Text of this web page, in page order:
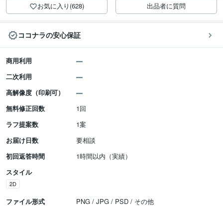
お気に入り(628) 出品者に質問
ココナラの安心保証
商用利用
二次利用
高解像度（印刷可）
無料修正回数
1回
ラフ提案数
1案
お届け日数
要相談
初回返答時間
1時間以内（実績）
スタイル
2D
ファイル形式 PNG / JPG / PSD / その他